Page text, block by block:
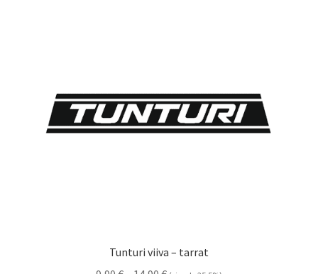
Tunturi viiva – tarrat